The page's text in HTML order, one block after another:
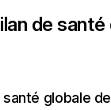
de santé
globale